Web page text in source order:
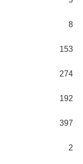
8
153
274
192
397
2